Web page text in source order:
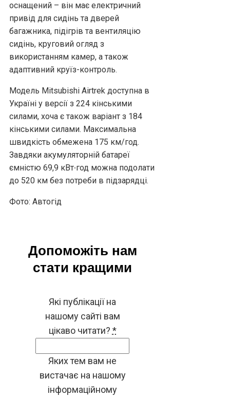
оснащений – він має електричний
привід для сидінь та дверей
багажника, підігрів та вентиляцію
сидінь, круговий огляд з
використанням камер, а також
адаптивний круїз-контроль.
Модель Mitsubishi Airtrek доступна в
Україні у версії з 224 кінськими
силами, хоча є також варіант з 184
кінськими силами. Максимальна
швидкість обмежена 175 км/год.
Завдяки акумуляторній батареї
ємністю 69,9 кВт∙год можна подолати
до 520 км без потреби в підзарядці.
Фото: Автогід
Допоможіть нам
стати кращими
Які публікації на
нашому сайті вам
цікаво читати? *
Яких тем вам не
вистачає на нашому
інформаційному